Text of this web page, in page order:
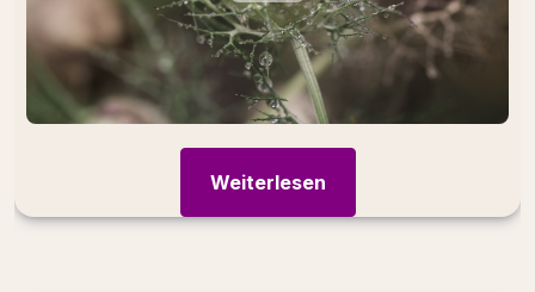
verkörpertes Sein
Weiterlesen